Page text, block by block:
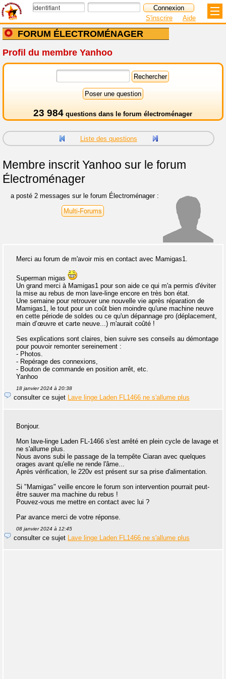
FORUM ÉLECTROMÉNAGER
S'inscrire Aide
Profil du membre Yanhoo
23 984 questions dans le forum électroménager
Liste des questions
Membre inscritYanhoo sur le forum
Électroménager
a posté 2 messages sur le forum Électroménager :
Multi-Forums
Merci au forum de m'avoir mis en contact avec Mamigas1.
Superman migas
Un grand merci à Mamigas1 pour son aide ce qui m'a permis d'éviter
la mise au rebus de mon lave-linge encore en très bon état.
Une semaine pour retrouver une nouvelle vie après réparation de
Mamigas1, le tout pour un coût bien moindre qu'une machine neuve
en cette période de soldes ou ce qu'un dépannage pro (déplacement,
main d’œuvre et carte neuve...) m'aurait coûté !
Ses explications sont claires, bien suivre ses conseils au démontage
pour pouvoir remonter sereinement :
- Photos.
- Repérage des connexions,
- Bouton de commande en position arrêt, etc.
Yanhoo
18 janvier 2024 à 20:38
consulter ce sujet Lave linge Laden FL1466 ne s'allume plus
Bonjour.
Mon lave-linge Laden FL-1466 s'est arrêté en plein cycle de lavage et
ne s'allume plus.
Nous avons subi le passage de la tempête Ciaran avec quelques
orages avant qu'elle ne rende l'âme...
Après vérification, le 220v est présent sur sa prise d'alimentation.
Si "Mamigas" veille encore le forum son intervention pourrait peut-
être sauver ma machine du rebus !
Pouvez-vous me mettre en contact avec lui ?
Par avance merci de votre réponse.
08 janvier 2024 à 12:45
consulter ce sujet Lave linge Laden FL1466 ne s'allume plus